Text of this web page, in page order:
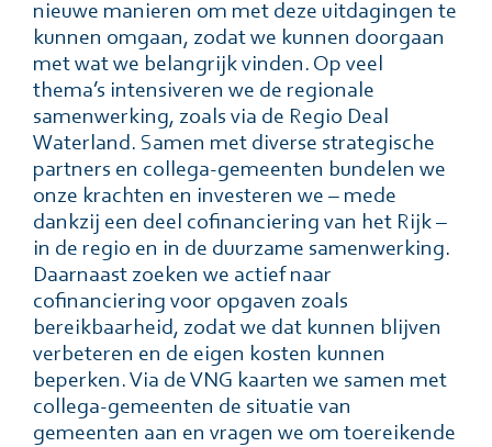
nieuwe manieren om met deze uitdagingen te
kunnen omgaan, zodat we kunnen doorgaan
met wat we belangrijk vinden. Op veel
thema’s intensiveren we de regionale
samenwerking, zoals via de Regio Deal
Waterland. Samen met diverse strategische
partners en collega-gemeenten bundelen we
onze krachten en investeren we – mede
dankzij een deel cofinanciering van het Rijk –
in de regio en in de duurzame samenwerking.
Daarnaast zoeken we actief naar
cofinanciering voor opgaven zoals
bereikbaarheid, zodat we dat kunnen blijven
verbeteren en de eigen kosten kunnen
beperken. Via de VNG kaarten we samen met
collega-gemeenten de situatie van
gemeenten aan en vragen we om toereikende